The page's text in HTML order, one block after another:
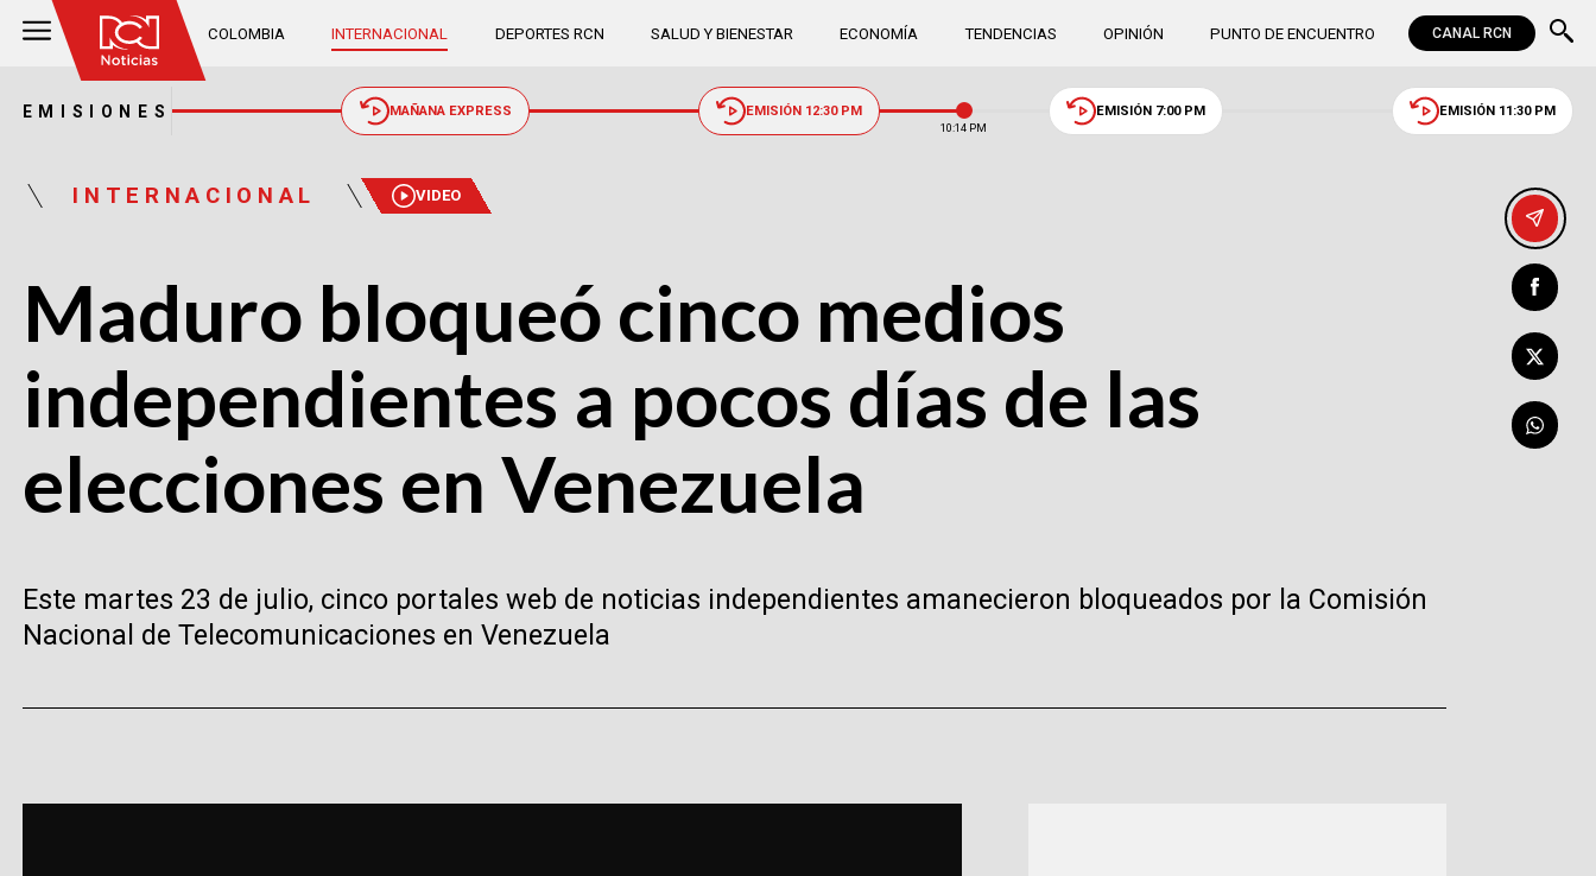
COLOMBIA INTERNACIONAL DEPORTES RCN SALUD Y BIENESTAR ECONOMÍA TENDENCIAS OPINIÓN PUNTO DE ENCUENTRO CANAL RCN
EMISIONES MAÑANA EXPRESS EMISIÓN 12:30 PM
10:14 PM
EMISIÓN 7:00 PM EMISIÓN 11:30 PM
INTERNACIONAL VIDEO
Maduro bloqueó cinco medios
independientes a pocos días de las
elecciones en Venezuela
Este martes 23 de julio, cinco portales web de noticias independientes amanecieron bloqueados por la Comisión
Nacional de Telecomunicaciones en Venezuela